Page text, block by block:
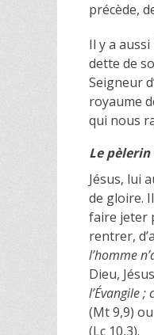
précède,
Il y a
dette de
Seigneur
royaume
qui nous
Le pèlerin
Jésus, lui
de gloire.
faire jeter
rentrer,
l’homme
Dieu,
l’Évangile ;
(Mt 9,9)
(Lc 10,3).